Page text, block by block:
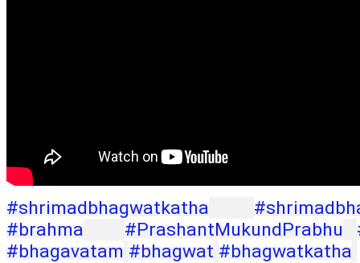
#shrimadbhagwatkatha
#brahma
#PrashantMukundPrabhu
#bhagavatam #bhagwat #bhagwatkatha